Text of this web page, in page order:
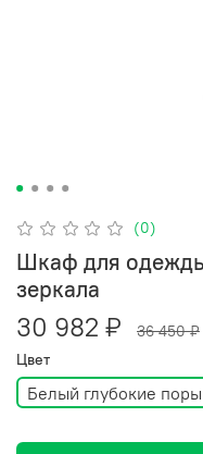
(0)
Шкаф для
зеркала
30 982 ₽
36 450 ₽
Цвет
Белый глубокие